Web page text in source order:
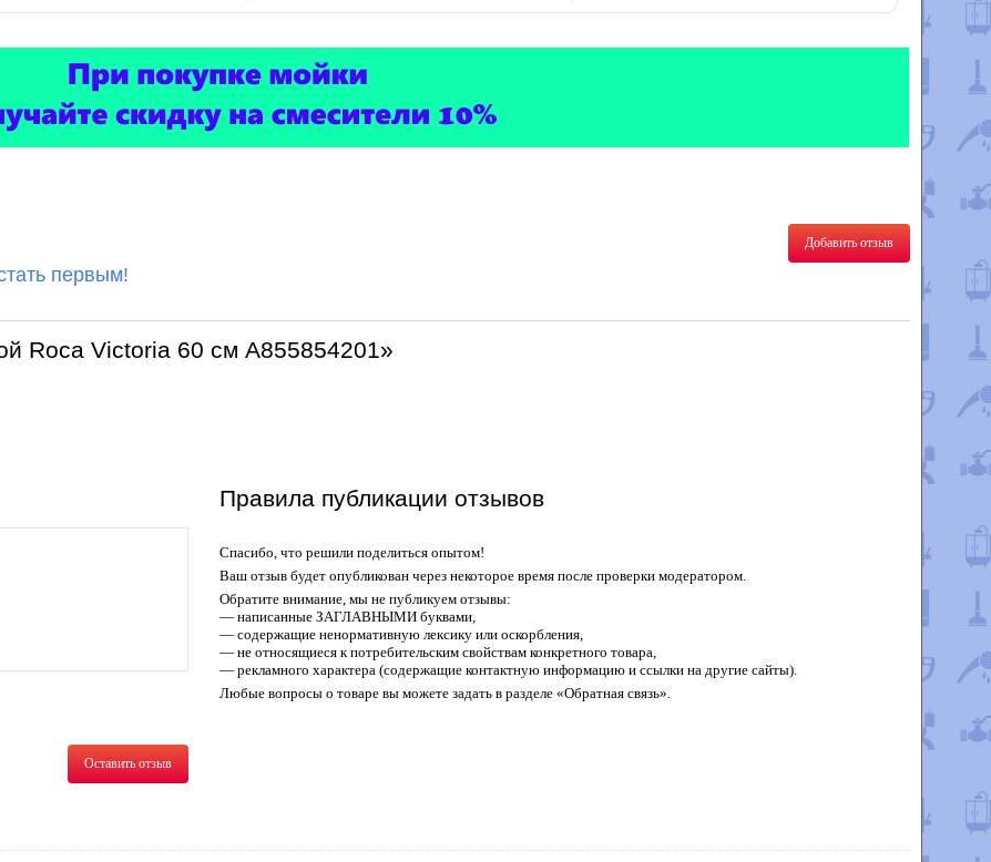
Добавить отзыв
первым!
Roca Victoria 60 см A855854201»
Оставить отзыв
Правила публикации отзывов
Спасибо, что решили поделиться опытом!
Ваш отзыв будет опубликован через некоторое время после проверки модератором.
Обратите внимание, мы не публикуем отзывы:
— написанные ЗАГЛАВНЫМИ буквами,
— содержащие ненормативную лексику или оскорбления,
— не относящиеся к потребительским свойствам конкретного товара,
— рекламного характера (содержащие контактную информацию и ссылки на другие сайты).
Любые вопросы о товаре вы можете задать в разделе «Обратная связь».